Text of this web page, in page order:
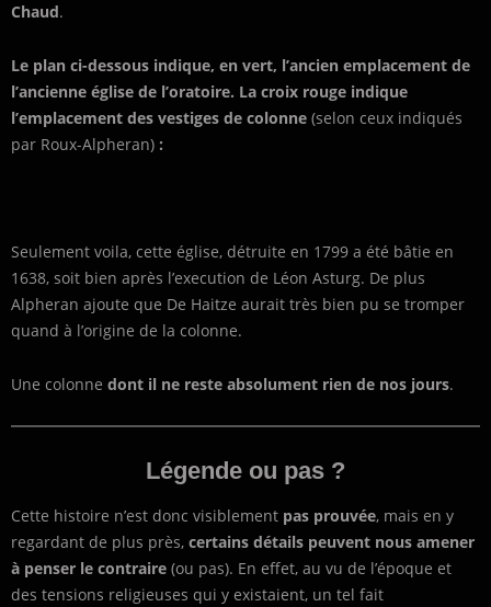
Chaud.
Le plan ci-dessous indique, en vert, l’ancien emplacement de
l’ancienne église de l’oratoire. La croix rouge indique
l’emplacement des vestiges de colonne (selon ceux indiqués
par Roux-Alpheran) :
Seulement voila, cette église, détruite en 1799 a été bâtie en
1638, soit bien après l’execution de Léon Asturg. De plus
Alpheran ajoute que De Haitze aurait très bien pu se tromper
quand à l’origine de la colonne.
Une colonne dont il ne reste absolument rien de nos jours.
Légende ou pas ?
Cette histoire n’est donc visiblement pas prouvée, mais en y
regardant de plus près, certains détails peuvent nous amener
à penser le contraire (ou pas). En effet, au vu de l’époque et
des tensions religieuses qui y existaient, un tel fait